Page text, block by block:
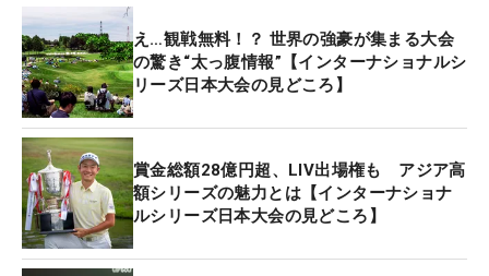
え…観戦無料！？ 世界の強豪が集まる大会
の驚き“太っ腹情報”【インターナショナルシ
リーズ日本大会の見どころ】
賞金総額28億円超、LIV出場権も アジア高
額シリーズの魅力とは【インターナショナ
ルシリーズ日本大会の見どころ】